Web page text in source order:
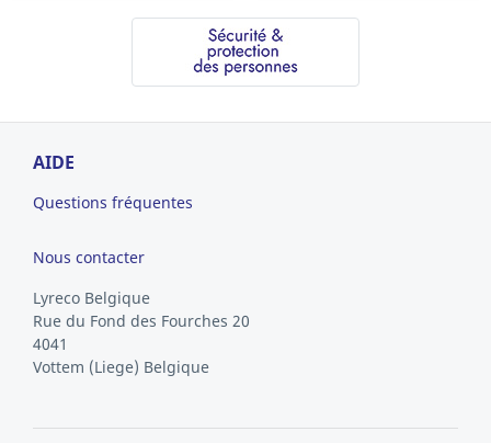
AIDE
Questions fréquentes
Nous contacter
Lyreco Belgique
Rue du Fond des Fourches 20
4041
Vottem (Liege) Belgique